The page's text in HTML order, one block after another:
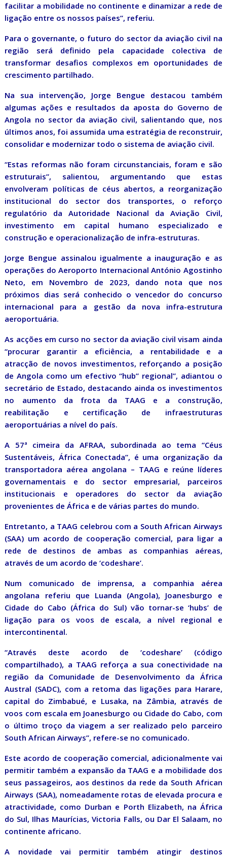
facilitar a mobilidade no continente e dinamizar a rede de
ligação entre os nossos países”, referiu.
Para o governante, o futuro do sector da aviação civil na
região será definido pela capacidade colectiva de
transformar desafios complexos em oportunidades de
crescimento partilhado.
Na sua intervenção, Jorge Bengue destacou também
algumas ações e resultados da aposta do Governo de
Angola no sector da aviação civil, salientando que, nos
últimos anos, foi assumida uma estratégia de reconstruir,
consolidar e modernizar todo o sistema de aviação civil.
“Estas reformas não foram circunstanciais, foram e são
estruturais”, salientou, argumentando que estas
envolveram políticas de céus abertos, a reorganização
institucional do sector dos transportes, o reforço
regulatório da Autoridade Nacional da Aviação Civil,
investimento em capital humano especializado e
construção e operacionalização de infra-estruturas.
Jorge Bengue assinalou igualmente a inauguração e as
operações do Aeroporto Internacional António Agostinho
Neto, em Novembro de 2023, dando nota que nos
próximos dias será conhecido o vencedor do concurso
internacional para a gestão da nova infra-estrutura
aeroportuária.
As acções em curso no sector da aviação civil visam ainda
“procurar garantir a eficiência, a rentabilidade e a
atracção de novos investimentos, reforçando a posição
de Angola como um efectivo “hub” regional”, adiantou o
secretário de Estado, destacando ainda os investimentos
no aumento da frota da TAAG e a construção,
reabilitação e certificação de infraestruturas
aeroportuárias a nível do país.
A 57ª cimeira da AFRAA, subordinada ao tema “Céus
Sustentáveis, África Conectada”, é uma organização da
transportadora aérea angolana – TAAG e reúne líderes
governamentais e do sector empresarial, parceiros
institucionais e operadores do sector da aviação
provenientes de África e de várias partes do mundo.
Entretanto, a TAAG celebrou com a South African Airways
(SAA) um acordo de cooperação comercial, para ligar a
rede de destinos de ambas as companhias aéreas,
através de um acordo de ‘codeshare’.
Num comunicado de imprensa, a companhia aérea
angolana referiu que Luanda (Angola), Joanesburgo e
Cidade do Cabo (África do Sul) vão tornar-se ‘hubs’ de
ligação para os voos de escala, a nível regional e
intercontinental.
“Através deste acordo de ‘codeshare’ (código
compartilhado), a TAAG reforça a sua conectividade na
região da Comunidade de Desenvolvimento da África
Austral (SADC), com a retoma das ligações para Harare,
capital do Zimbabué, e Lusaka, na Zâmbia, através de
voos com escala em Joanesburgo ou Cidade do Cabo, com
o último troço da viagem a ser realizado pelo parceiro
South African Airways”, refere-se no comunicado.
Este acordo de cooperação comercial, adicionalmente vai
permitir também a expansão da TAAG e a mobilidade dos
seus passageiros, aos destinos da rede da South African
Airways (SAA), nomeadamente rotas de elevada procura e
atractividade, como Durban e Porth Elizabeth, na África
do Sul, Ilhas Maurícias, Victoria Falls, ou Dar El Salaam, no
continente africano.
A novidade vai permitir também atingir destinos